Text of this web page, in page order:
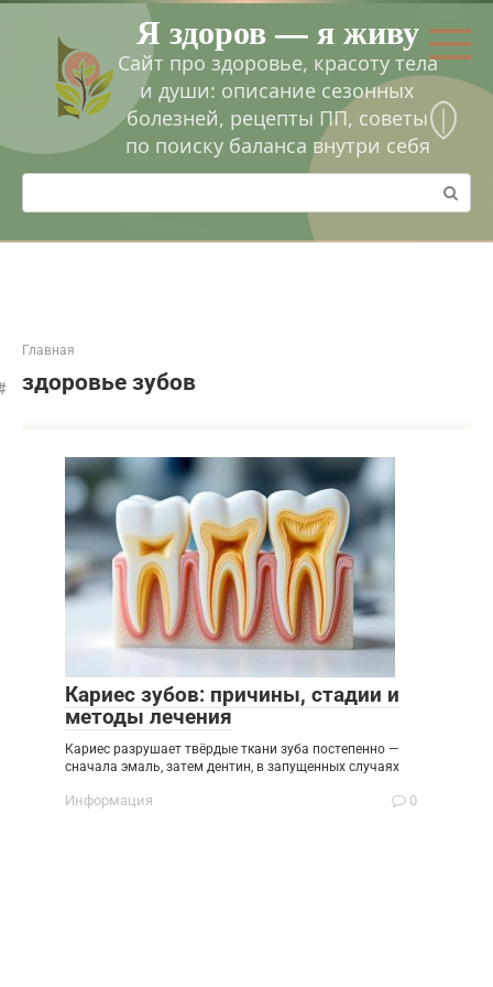
Перейти
контенту
Я здоров — я живу
Сайт про здоровье, красоту тела
и души: описание сезонных
болезней, рецепты ПП, советы
по поиску баланса внутри себя
Поиск:
Главная
здоровье зубов
Кариес зубов: причины, стадии и
методы лечения
Кариес разрушает твёрдые ткани зуба постепенно —
сначала эмаль, затем дентин, в запущенных случаях
Информация 0